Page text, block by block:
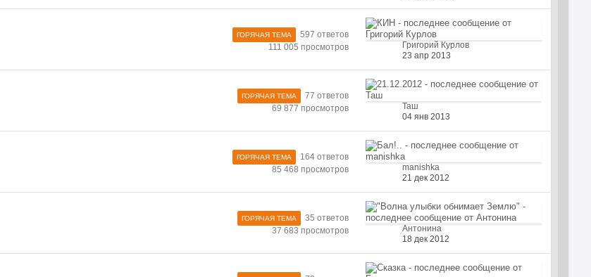
ГОРЯЧАЯ ТЕМА
597 ответов
111 005 просмотров
Григорий Курлов
23 апр 2013
ГОРЯЧАЯ ТЕМА
77 ответов
69 877 просмотров
Таш
04 янв 2013
ГОРЯЧАЯ ТЕМА
164 ответов
85 468 просмотров
manishka
21 дек 2012
ГОРЯЧАЯ ТЕМА
35 ответов
37 683 просмотров
Антонина
18 дек 2012